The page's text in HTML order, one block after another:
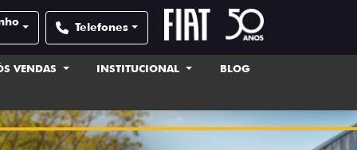
Telefones
VENDAS INSTITUCIONAL BLOG